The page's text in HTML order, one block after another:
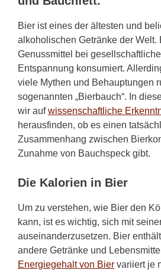
Bier ist eines der ältesten und
alkoholischen Getränke der Welt.
Genussmittel bei
Entspannung konsumiert.
viele Mythen und Behauptungen
sogenannten „Bierbauch“. In
wir aufwissenschaftliche
herausfinden, ob es einen
Zusammenhang zwischen
Zunahme von Bauchspeck gibt.
Die Kalorien in Bier
Um zu verstehen, wie Bier den
kann, ist es wichtig, sich mit
auseinanderzusetzen. Bier
andere Getränke und
Energiegehalt von Bier variiert je